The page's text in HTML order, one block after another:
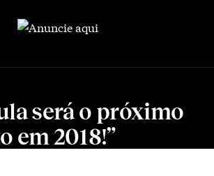
será o próximo
em 2018!”